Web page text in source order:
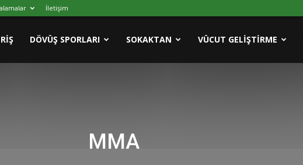
İletişim
DÖVÜŞ SPORLARI SOKAKTAN VÜCUT GELIŞTIRME
MMA